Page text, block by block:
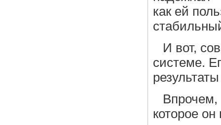
как ей
И вот,
системе.
Впрочем,
которое